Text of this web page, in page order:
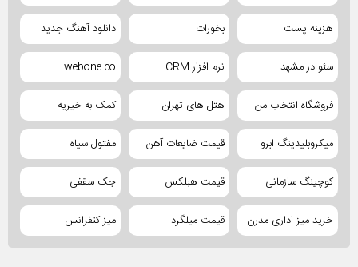
هزینه پست بخورات دانلود آهنگ جدید
سئو در مشهد نرم افزار CRM webone.co
فروشگاه انتخاب من هتل های تهران کمک به خیریه
میکروبلیدینگ ابرو قیمت ضایعات آهن مفتول سیاه
کوچینگ سازمانی قیمت هبلکس جک سقفی
خرید میز اداری مدرن قیمت میلگرد میز کنفرانس